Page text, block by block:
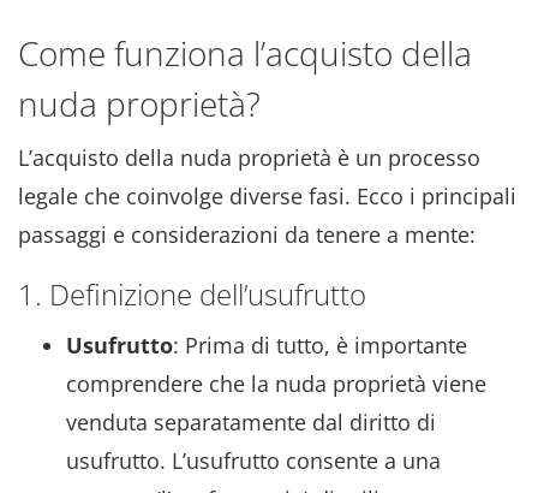
Come funziona l’acquisto della
nuda proprietà?
L’acquisto della nuda proprietà è un processo
legale che coinvolge diverse fasi. Ecco i principali
passaggi e considerazioni da tenere a mente:
1. Definizione dell’usufrutto
Usufrutto: Prima di tutto, è importante
comprendere che la nuda proprietà viene
venduta separatamente dal diritto di
usufrutto. L’usufrutto consente a una